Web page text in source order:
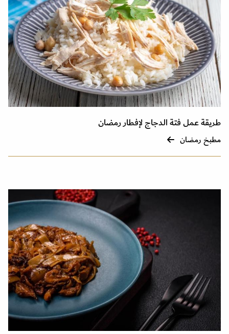
طريقة عمل فتة الدجاج لإفطار رمضان
مطبخ رمضان